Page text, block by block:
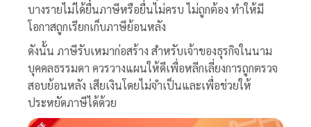
บางรายไม่ได้ยื่นภาษีหรือยื่นไม่ครบ ไม่ถูกต้อง ทำให้มี
โอกาสถูกเรียกเก็บภาษีย้อนหลัง
ดังนั้น ภาษีรับเหมาก่อสร้าง สำหรับเจ้าของธุรกิจในนาม
บุคคลธรรมดา ควรวางแผนให้ดีเพื่อหลีกเลี่ยงการถูกตรวจ
สอบย้อนหลัง เสียเงินโดยไม่จำเป็นและเพื่อช่วยให้
ประหยัดภาษีได้ด้วย